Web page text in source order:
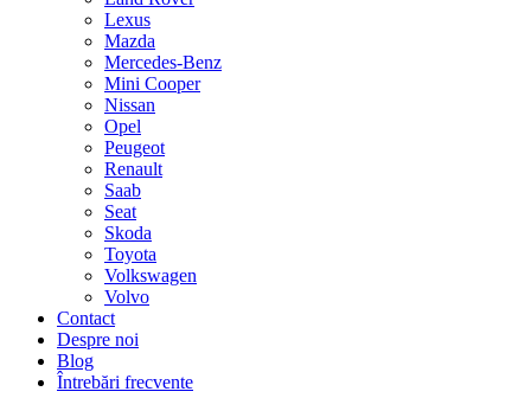
Lexus
Mazda
Mercedes-Benz
Mini Cooper
Nissan
Opel
Peugeot
Renault
Saab
Seat
Skoda
Toyota
Volkswagen
Volvo
Contact
Despre noi
Blog
Întrebări frecvente